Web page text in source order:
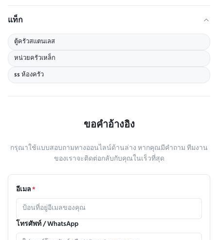
แท็ก
ตู้ครัวสแตนเลส
หน่วยครัวเหล็ก
ss ห้องครัว
ขอคําอ้างอิง
กรุณาใช้แบบสอบถามทางออนไลน์ด้านล่าง หากคุณมีคําถาม ทีมงาน
ของเราจะติดต่อกลับกับคุณในเร็วที่สุด
อีเมล*
โทรศัพท์ / WhatsApp